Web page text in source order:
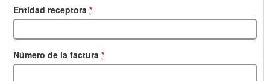
Entidad receptora *
Número de la factura *